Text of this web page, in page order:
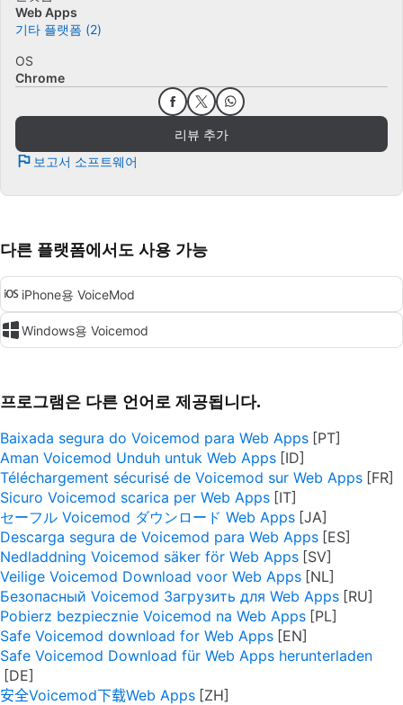
Web Apps
기타 플랫폼 (2)
OS
Chrome
리뷰 추가
보고서 소프트웨어
다른 플랫폼에서도 사용 가능
iPhone용 VoiceMod
Windows용 Voicemod
프로그램은 다른 언어로 제공됩니다.
Baixada segura do Voicemod para Web Apps
Aman Voicemod Unduh untuk Web Apps
Téléchargement sécurisé de Voicemod sur Web Apps
Sicuro Voicemod scarica per Web Apps
セーフル Voicemod ダウンロード Web Apps
Descarga segura de Voicemod para Web Apps
Nedladdning Voicemod säker för Web Apps
Veilige Voicemod Download voor Web Apps
Безопасный Voicemod Загрузить для Web Apps
Pobierz bezpiecznie Voicemod na Web Apps
Safe Voicemod download for Web Apps
Safe Voicemod Download für Web Apps herunterladen
安全Voicemod下载Web Apps